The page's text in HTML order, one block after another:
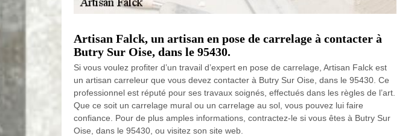
Artisan Falck, un artisan en pose de carrelage à contacter à
Butry Sur Oise, dans le 95430.
Si vous voulez profiter d’un travail d’expert en pose de carrelage, Artisan Falck est
un artisan carreleur que vous devez contacter à Butry Sur Oise, dans le 95430. Ce
professionnel est réputé pour ses travaux soignés, effectués dans les règles de l’art.
Que ce soit un carrelage mural ou un carrelage au sol, vous pouvez lui faire
confiance. Pour de plus amples informations, contractez-le si vous êtes à Butry Sur
Oise, dans le 95430, ou visitez son site web.